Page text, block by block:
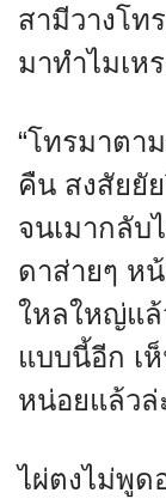
สามีวางโท
มาทำไมเห
“โทรมาตา
คืน สงสัยยั
จนเมากลับ
ดาส่ายๆ ห
ใหลใหญ่แล้
แบบนี้อีก เ
หน่อยแล้วล่
ไผ่ตงไม่พูด